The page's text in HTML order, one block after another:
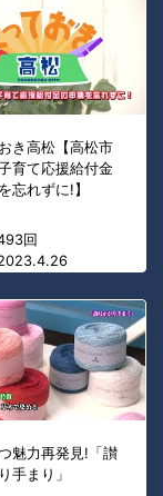
き高松【高松市
育て応援給付金
忘れずに!】
回
魅力再発見!「讃
手まり」